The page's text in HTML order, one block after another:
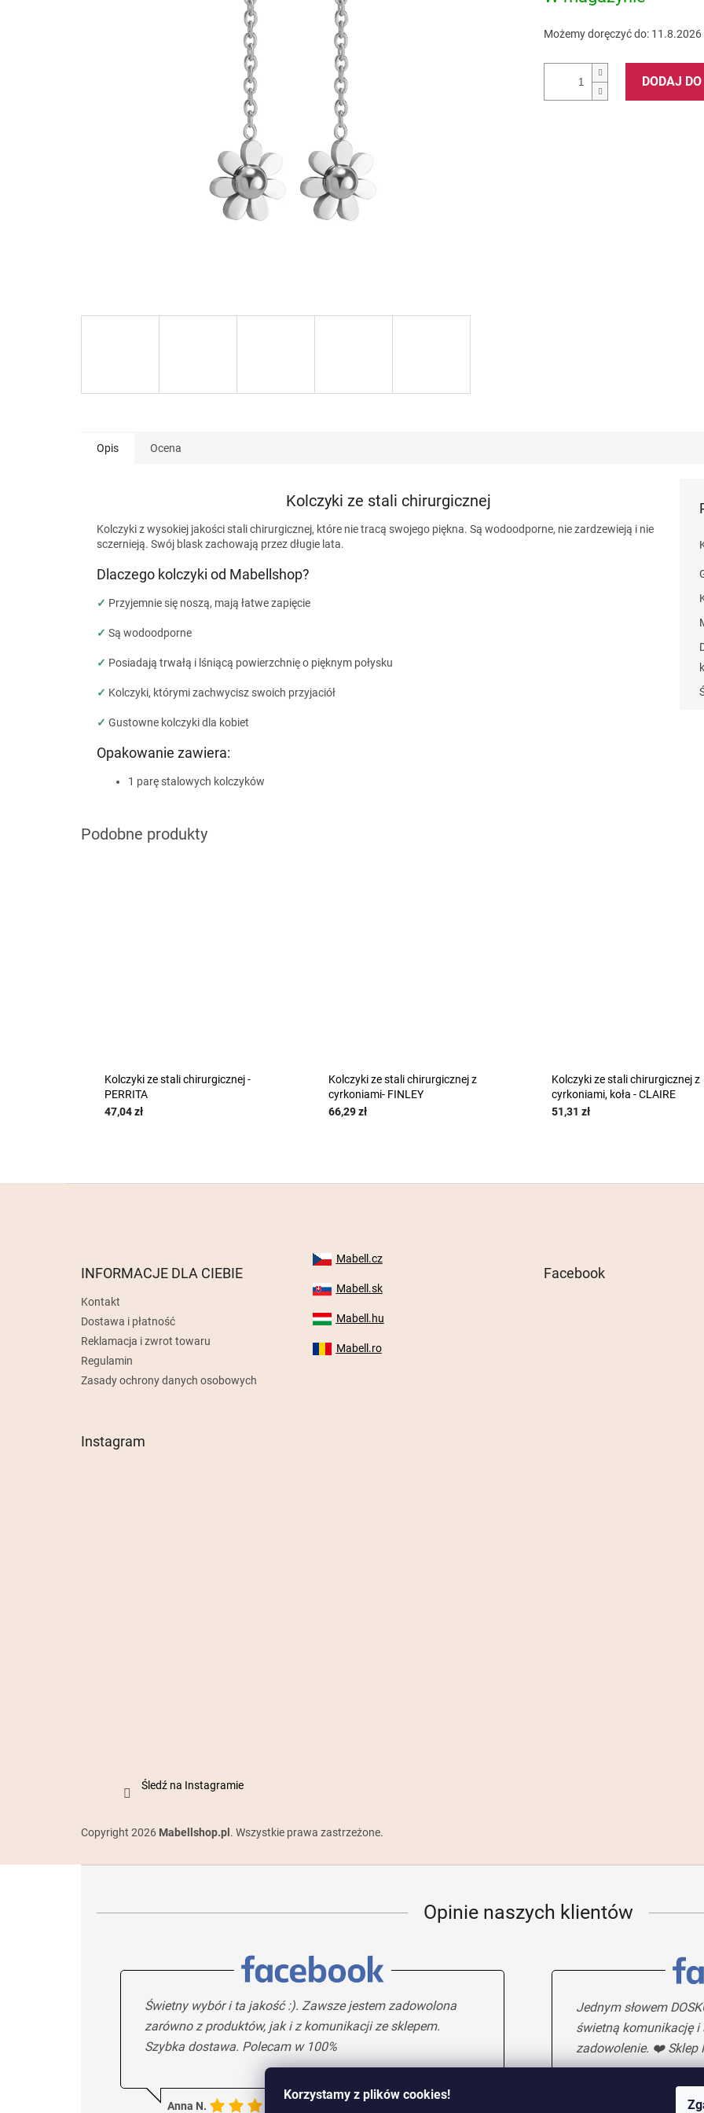
Korzystamy z plików cookies!
Możemy doręczyć do: 11.8.2026
DODAJ
Opis Ocena
Kolczyki ze stali chirurgicznej
Kolczyki z wysokiej jakości stali chirurgicznej, które nie tracą swojego piękna. Są wodoodporne, nie zardzewieją i nie
sczernieją. Swój blask zachowają przez długie lata.
Dlaczego kolczyki od Mabellshop?
✓ Przyjemnie się noszą, mają łatwe zapięcie
✓ Są wodoodporne
✓ Posiadają trwałą i lśniącą powierzchnię o pięknym połysku
✓ Kolczyki, którymi zachwycisz swoich przyjaciół
✓ Gustowne kolczyki dla kobiet
Opakowanie zawiera:
1 parę stalowych kolczyków
Kolczyki ze stali chirurgicznej -
PERRITA
47,04 zł
Kolczyki ze stali chirurgicznej z
cyrkoniami- FINLEY
66,29 zł
Kolczyki ze stali chirurgicznej z
cyrkoniami, koła - CLAIRE
51,31 zł
INFORMACJE DLA CIEBIE
Kontakt
Dostawa i płatność
Reklamacja i zwrot towaru
Regulamin
Zasady ochrony danych osobowych
Mabell.cz
Mabell.sk
Mabell.hu
Mabell.ro
Facebook
Instagram
Śledź na Instagramie
Copyright 2026 Mabellshop.pl. Wszystkie prawa zastrzeżone.
Opinie naszych klientów
Świetny wybór i ta jakość :). Zawsze jestem zadowolona
zarówno z produktów, jak i z komunikacji ze sklepem.
Szybka dostawa. Polecam w 100%
Anna N.
Jednym słowem
świetną komunikację
zadowolenie. ❤️ Sklep